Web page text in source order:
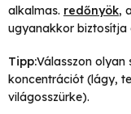
alkalmas. redőnyök,
ugyanakkor biztosítja
Tipp:Válasszon olyan
koncentrációt (lágy,
világosszürke).